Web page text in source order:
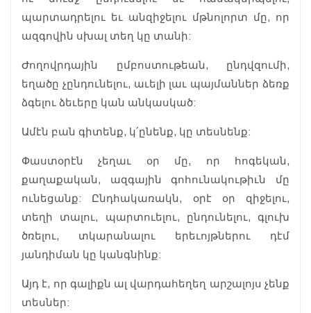
պարտադրելու եւ անզիջելու մթնոլորտ մը, որ
ազգովին սխալ տեղ կը տանի:
Ժողովրդային ըմբոստութեան, ընդվզումի,
եղածը չընդունելու, աւելի լաւ պայմաններ ձեռք
ձգելու ձեւերը կան անկասկած:
Ամէն բան գիտենք, կ՛ընենք, կը տեսնենք:
Փաստօրէն չեղաւ օր մը, որ հոգեկան,
քաղաքական, ազգային գոհունակութիւն մը
ունեցանք: Ընդհակառակն, օրէ օր զիջելու,
տեղի տալու, պարտուելու, ընդունելու, գլուխ
ծռելու, տկարանալու երեւոյթներու դէմ
յանդիման կը կանգնինք:
Այդ է, որ գալիքն ալ վարդահեղեղ արշալոյս չենք
տեսներ: